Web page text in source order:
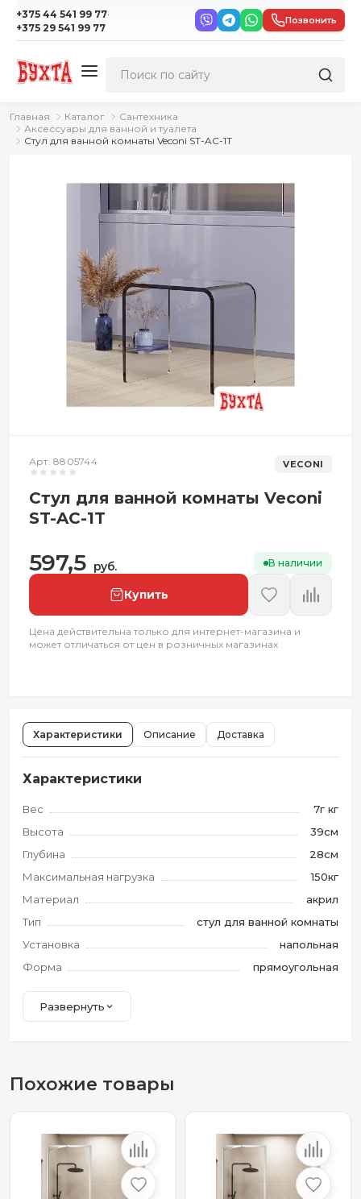
+375 44 541 99 77·
+375 29 541 99 77
Позвонить
Главная Каталог
Сантехника
Аксессуары для ванной и туалета
Стул для ванной комнаты Veconi ST-AC-1T
Арт. 8805744 VECONI
Стул для ванной комнаты Veconi
ST-AC-1T
597,5 руб. В наличии
Купить
Цена действительна только для интернет-магазина и
может отличаться от цен в розничных магазинах
Характеристики Описание Доставка
Характеристики
Вес
7г кг
Высота
39см
Глубина
28см
Максимальная нагрузка
150кг
Материал
акрил
Тип
стул для ванной комнаты
Установка
напольная
Форма
прямоугольная
Развернуть
Похожие товары